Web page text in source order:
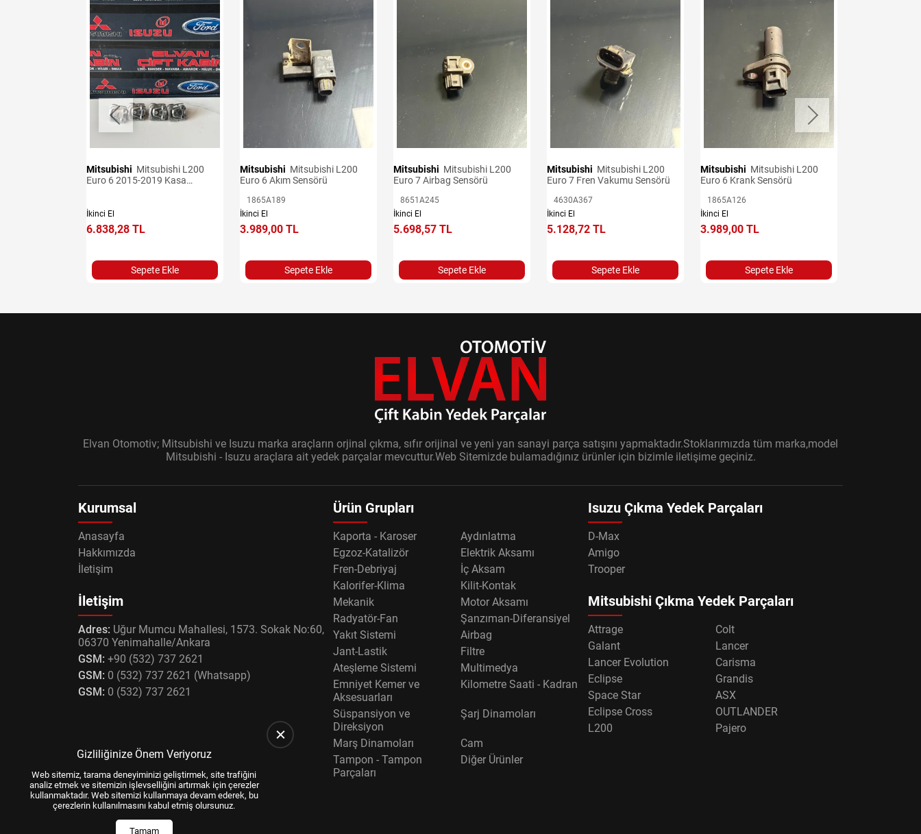
Mitsubishi
Euro 6 2015-2019 Kasa
İkinci El
6.838,28 TL
Sepete Ekle
Mitsubishi
Euro 6 Akım Sensörü
1865A189
İkinci El
3.989,00 TL
Sepete Ekle
Mitsubishi
Euro 7 Airbag Sensörü
8651A245
İkinci El
5.698,57 TL
Sepete Ekle
Mitsubishi
Euro 7 Fren Vakumu Sensörü
4630A367
İkinci El
5.128,72 TL
Sepete Ekle
Mitsubishi
Euro 6 Krank Sensörü
1865A126
İkinci El
3.989,00 TL
Sepete Ekle
Elvan Otomotiv; Mitsubishi ve Isuzu marka araçların orjinal çıkma, sıfır orijinal ve yeni yan sanayi parça satışını yapmaktadır.Stoklarımızda tüm marka,model
Mitsubishi - Isuzu araçlara ait yedek parçalar mevcuttur.Web Sitemizde bulamadığınız ürünler için bizimle iletişime geçiniz.
Kurumsal
Anasayfa
Hakkımızda
İletişim
İletişim
Adres: Uğur Mumcu Mahallesi, 1573. Sokak No:60,
06370 Yenimahalle/Ankara
GSM: +90 (532) 737 2621
GSM: 0 (532) 737 2621 (Whatsapp)
GSM: 0 (532) 737 2621
Ürün Grupları
Kaporta - Karoser
Aydınlatma
Egzoz-Katalizör
Elektrik Aksamı
Fren-Debriyaj
İç Aksam
Kalorifer-Klima
Kilit-Kontak
Mekanik
Motor Aksamı
Radyatör-Fan
Şanzıman-Diferansiyel
Yakıt Sistemi
Airbag
Jant-Lastik
Filtre
Ateşleme Sistemi
Multimedya
Emniyet Kemer ve
Aksesuarları
Kilometre Saati - Kadran
Süspansiyon ve
Direksiyon
Şarj Dinamoları
Marş Dinamoları
Cam
Tampon - Tampon
Parçaları
Diğer Ürünler
Isuzu Çıkma Yedek Parçaları
D-Max
Amigo
Trooper
Mitsubishi Çıkma Yedek Parçaları
Attrage
Colt
Galant
Lancer
Lancer Evolution
Carisma
Eclipse
Grandis
Space Star
ASX
Eclipse Cross
OUTLANDER
L200
Pajero
Gizliliğinize Önem Veriyoruz
Web sitemiz, tarama deneyiminizi geliştirmek, site trafiğini
analiz etmek ve sitemizin işlevselliğini artırmak için çerezler
kullanmaktadır. Web sitemizi kullanmaya devam ederek, bu
çerezlerin kullanılmasını kabul etmiş olursunuz.
Tamam